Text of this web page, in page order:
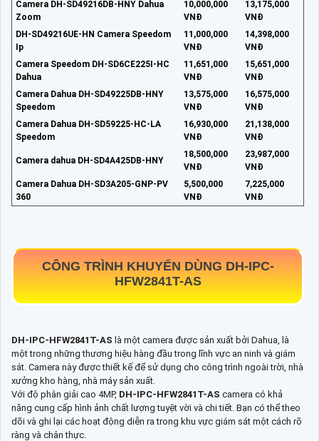
Camera DH-SD49216DB-HNY Dahua
Zoom
10,000,000
VNĐ
13,175,000
VNĐ
DH-SD49216UE-HN Camera Speedom
Ip
11,000,000
VNĐ
14,398,000
VNĐ
Camera Speedom DH-SD6CE225I-HC
Dahua
11,651,000
VNĐ
15,651,000
VNĐ
Camera Dahua DH-SD49225DB-HNY
Speedom
13,575,000
VNĐ
16,575,000
VNĐ
Camera Dahua DH-SD59225-HC-LA
Speedom
16,930,000
VNĐ
21,138,000
VNĐ
Camera dahua DH-SD4A425DB-HNY
18,500,000
VNĐ
23,987,000
VNĐ
Camera Dahua DH-SD3A205-GNP-PV
360
5,500,000
VNĐ
7,225,000
VNĐ
CÔNG TRÌNH KHUYẾN DÙNG DH-IPC-
HFW2841T-AS
DH-IPC-HFW2841T-AS là một camera được sản xuất bởi Dahua, là
một trong những thương hiệu hàng đầu trong lĩnh vực an ninh và giám
sát. Camera này được thiết kế để sử dụng cho công trình ngoài trời, nhà
xưởng kho hàng, nhà máy sản xuất.
Với độ phân giải cao 4MP, DH-IPC-HFW2841T-AS camera có khả
năng cung cấp hình ảnh chất lượng tuyệt vời và chi tiết. Bạn có thể theo
dõi và ghi lại các hoạt động diễn ra trong khu vực giám sát một cách rõ
ràng và chân thực.